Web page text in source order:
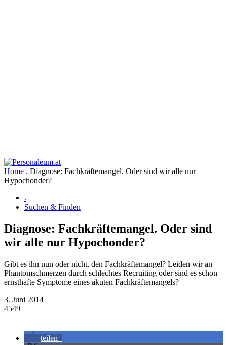
Home . Diagnose: Fachkräftemangel. Oder sind wir alle nur
Hypochonder?
.
Suchen & Finden
Diagnose: Fachkräftemangel. Oder sind
wir alle nur Hypochonder?
Gibt es ihn nun oder nicht, den Fachkräftemangel? Leiden wir an
Phantomschmerzen durch schlechtes Recruiting oder sind es schon
ernsthafte Symptome eines akuten Fachkräftemangels?
3. Juni 2014
4549
teilen